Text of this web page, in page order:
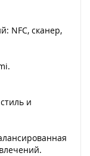
NFC, сканер,
и